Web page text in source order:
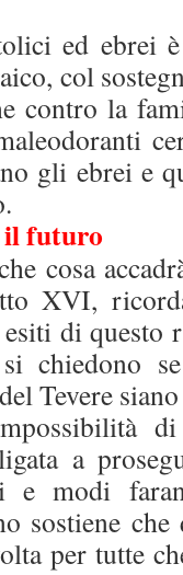
ed ebrei
col
contro la
gli ebrei e
il futuro
cosa
XVI,
di questo
chiedono
Tevere
a
e modi
sostiene
per tutte